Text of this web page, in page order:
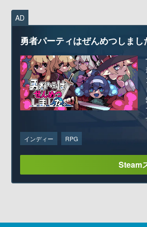
AD
勇者パーティはぜんめつしまし
インディー RPG
Steam